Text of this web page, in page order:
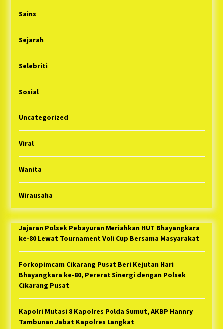
Sains
Sejarah
Selebriti
Sosial
Uncategorized
Viral
Wanita
Wirausaha
Jajaran Polsek Pebayuran Meriahkan HUT Bhayangkara
ke-80 Lewat Tournament Voli Cup Bersama Masyarakat
Forkopimcam Cikarang Pusat Beri Kejutan Hari
Bhayangkara ke-80, Pererat Sinergi dengan Polsek
Cikarang Pusat
Kapolri Mutasi 8 Kapolres Polda Sumut, AKBP Hannry
Tambunan Jabat Kapolres Langkat